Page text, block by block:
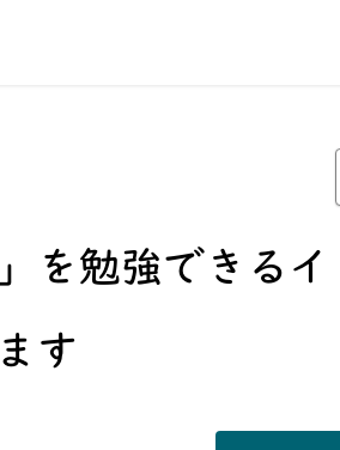
を勉強できるイ
す